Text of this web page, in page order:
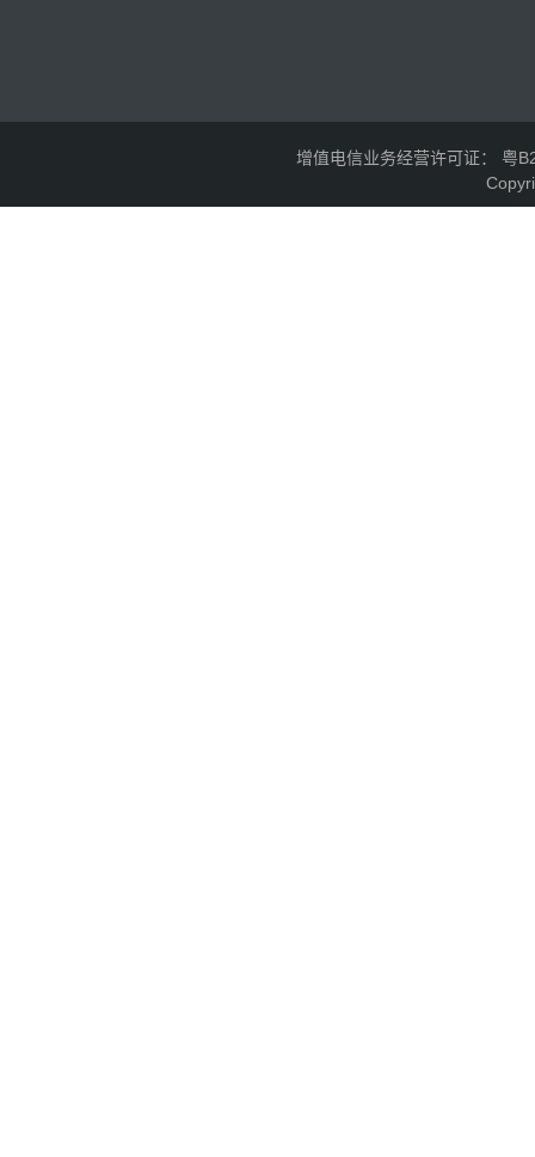
增值电信业务经营许可证： 粤